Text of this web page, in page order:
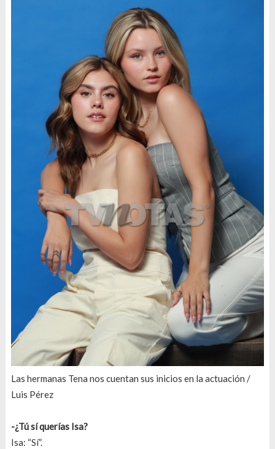
Las hermanas Tena nos cuentan sus inicios en la actuación /
Luis Pérez
-¿Tú sí querías Isa?
Isa: “Sí”.